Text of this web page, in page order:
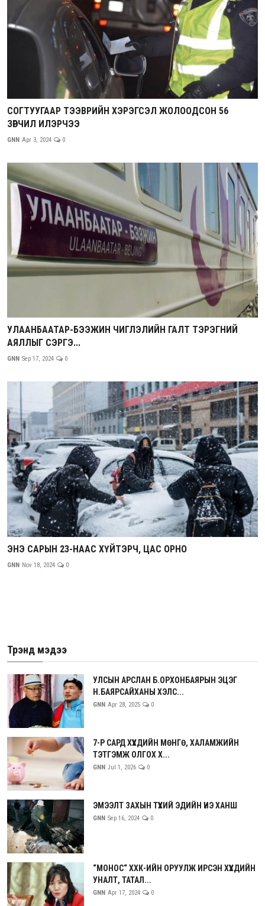
СОГТУУГААР ТЭЭВРИЙН ХЭРЭГСЭЛ ЖОЛООДСОН 56
ЗӨРЧИЛ ИЛЭРЧЭЭ
GNN Apr 3, 2024 0
УЛААНБААТАР-БЭЭЖИН ЧИГЛЭЛИЙН ГАЛТ ТЭРЭГНИЙ
АЯЛЛЫГ СЭРГЭ...
GNN Sep 17, 2024 0
ЭНЭ САРЫН 23-НААС ХҮЙТЭРЧ, ЦАС ОРНО
GNN Nov 18, 2024 0
Трэнд мэдээ
УЛСЫН АРСЛАН Б.ОРХОНБАЯРЫН ЭЦЭГ
Н.БАЯРСАЙХАНЫ ХЭЛС...
GNN Apr 28, 2025 0
7-Р САРД ХҮҮХДИЙН МӨНГӨ, ХАЛАМЖИЙН
ТЭТГЭМЖ ОЛГОХ Х...
GNN Jul 1, 2026 0
ЭМЭЭЛТ ЗАХЫН ТҮҮХИЙ ЭДИЙН ҮНЭ ХАНШ
GNN Sep 16, 2024 0
“МОНОС“ ХХК-ИЙН ОРУУЛЖ ИРСЭН ХҮҮХДИЙН
УНАЛТ, ТАТАЛ...
GNN Apr 17, 2024 0